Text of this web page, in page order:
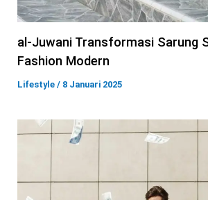
al-Juwani Transformasi Sarung
Fashion Modern
Lifestyle / 8 Januari 2025